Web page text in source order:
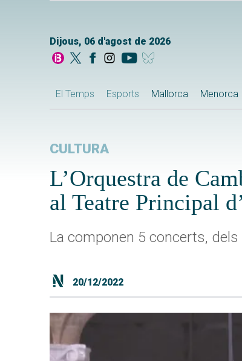
Dijous, 06 d'agost de 2026
El Temps Esports Mallorca Menorca
CULTURA
L’Orquestra de
al Teatre Principal
La componen 5 concerts,
20/12/2022